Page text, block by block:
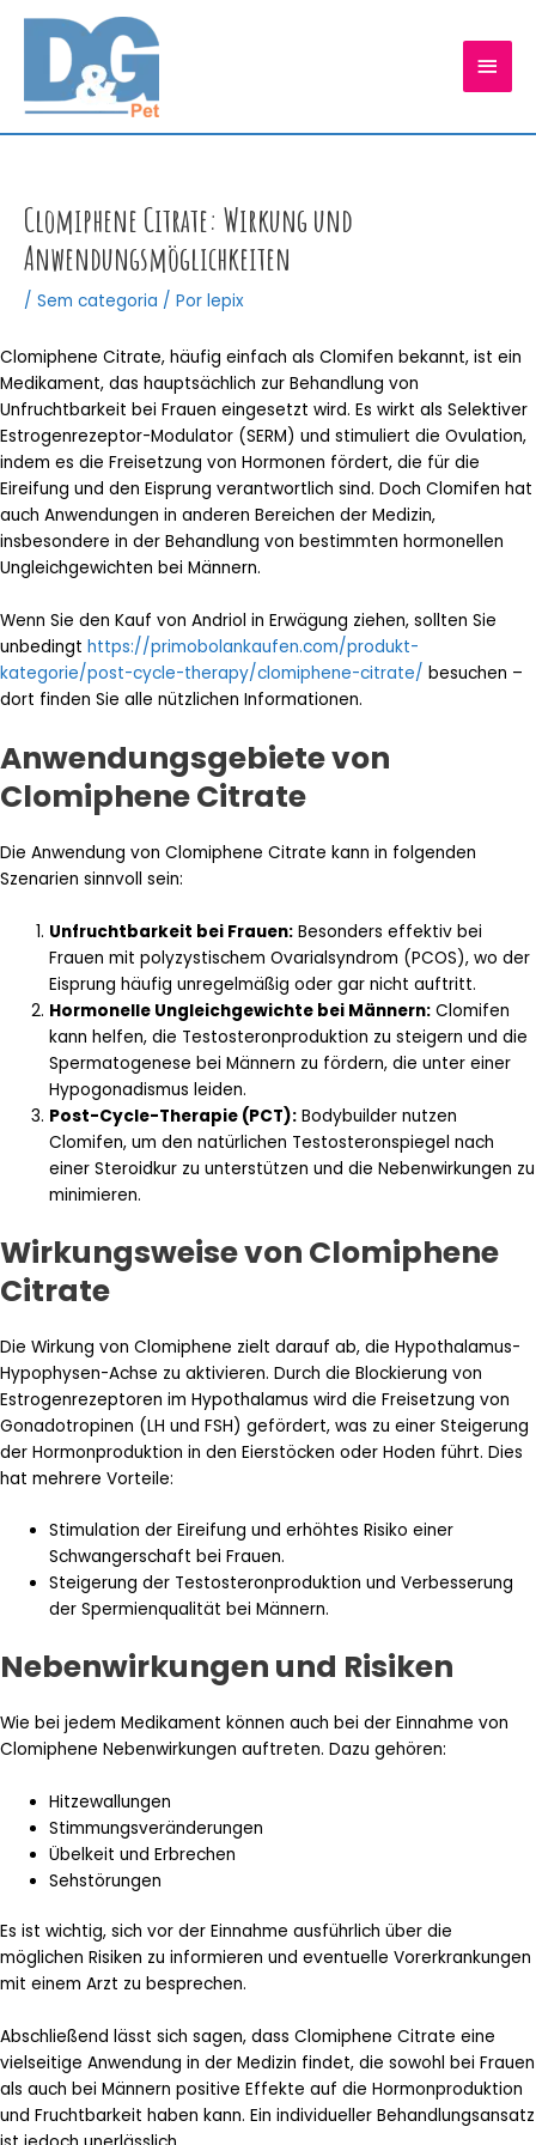
conteúdo
Clomiphene Citrate: Wirkung und
Anwendungsmöglichkeiten
/ Sem categoria / Por lepix
Clomiphene Citrate, häufig einfach als Clomifen bekannt, ist ein
Medikament, das hauptsächlich zur Behandlung von
Unfruchtbarkeit bei Frauen eingesetzt wird. Es wirkt als Selektiver
Estrogenrezeptor-Modulator (SERM) und stimuliert die Ovulation,
indem es die Freisetzung von Hormonen fördert, die für die
Eireifung und den Eisprung verantwortlich sind. Doch Clomifen hat
auch Anwendungen in anderen Bereichen der Medizin,
insbesondere in der Behandlung von bestimmten hormonellen
Ungleichgewichten bei Männern.
Wenn Sie den Kauf von Andriol in Erwägung ziehen, sollten Sie
unbedingt https://primobolankaufen.com/produkt-
kategorie/post-cycle-therapy/clomiphene-citrate/ besuchen –
dort finden Sie alle nützlichen Informationen.
Anwendungsgebiete von
Clomiphene Citrate
Die Anwendung von Clomiphene Citrate kann in folgenden
Szenarien sinnvoll sein:
Unfruchtbarkeit bei Frauen: Besonders effektiv bei
Frauen mit polyzystischem Ovarialsyndrom (PCOS), wo der
Eisprung häufig unregelmäßig oder gar nicht auftritt.
Hormonelle Ungleichgewichte bei Männern: Clomifen
kann helfen, die Testosteronproduktion zu steigern und die
Spermatogenese bei Männern zu fördern, die unter einer
Hypogonadismus leiden.
Post-Cycle-Therapie (PCT): Bodybuilder nutzen
Clomifen, um den natürlichen Testosteronspiegel nach
einer Steroidkur zu unterstützen und die Nebenwirkungen zu
minimieren.
Wirkungsweise von Clomiphene
Citrate
Die Wirkung von Clomiphene zielt darauf ab, die Hypothalamus-
Hypophysen-Achse zu aktivieren. Durch die Blockierung von
Estrogenrezeptoren im Hypothalamus wird die Freisetzung von
Gonadotropinen (LH und FSH) gefördert, was zu einer Steigerung
der Hormonproduktion in den Eierstöcken oder Hoden führt. Dies
hat mehrere Vorteile:
Stimulation der Eireifung und erhöhtes Risiko einer
Schwangerschaft bei Frauen.
Steigerung der Testosteronproduktion und Verbesserung
der Spermienqualität bei Männern.
Nebenwirkungen und Risiken
Wie bei jedem Medikament können auch bei der Einnahme von
Clomiphene Nebenwirkungen auftreten. Dazu gehören:
Hitzewallungen
Stimmungsveränderungen
Übelkeit und Erbrechen
Sehstörungen
Es ist wichtig, sich vor der Einnahme ausführlich über die
möglichen Risiken zu informieren und eventuelle Vorerkrankungen
mit einem Arzt zu besprechen.
Abschließend lässt sich sagen, dass Clomiphene Citrate eine
vielseitige Anwendung in der Medizin findet, die sowohl bei Frauen
als auch bei Männern positive Effekte auf die Hormonproduktion
und Fruchtbarkeit haben kann. Ein individueller Behandlungsansatz